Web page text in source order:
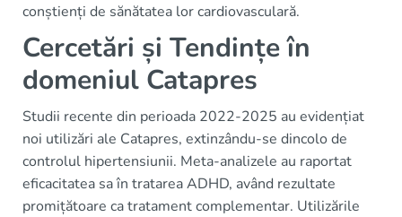
conștienți de sănătatea lor cardiovasculară.
Cercetări și Tendințe în
domeniul Catapres
Studii recente din perioada 2022-2025 au evidențiat
noi utilizări ale Catapres, extinzându-se dincolo de
controlul hipertensiunii. Meta-analizele au raportat
eficacitatea sa în tratarea ADHD, având rezultate
promițătoare ca tratament complementar. Utilizările